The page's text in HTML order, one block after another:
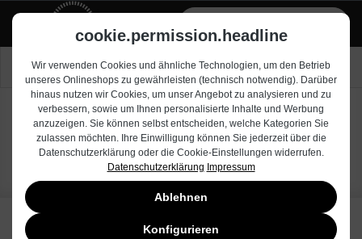
springen
Nach Drucker suchen
1000
cookie.permission.headline
Wir verwenden Cookies und ähnliche Technologien, um den Betrieb
unseres Onlineshops zu gewährleisten (technisch notwendig). Darüber
hinaus nutzen wir Cookies, um unser Angebot zu analysieren und zu
verbessern, sowie um Ihnen personalisierte Inhalte und Werbung
anzuzeigen. Sie können selbst entscheiden, welche Kategorien Sie
zulassen möchten. Ihre Einwilligung können Sie jederzeit über die
Datenschutzerklärung oder die Cookie-Einstellungen widerrufen.
Datenschutzerklärung Impressum
Ablehnen
Konfigurieren